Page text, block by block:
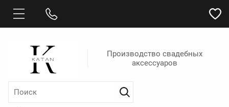
Производство свадебных
аксессуаров